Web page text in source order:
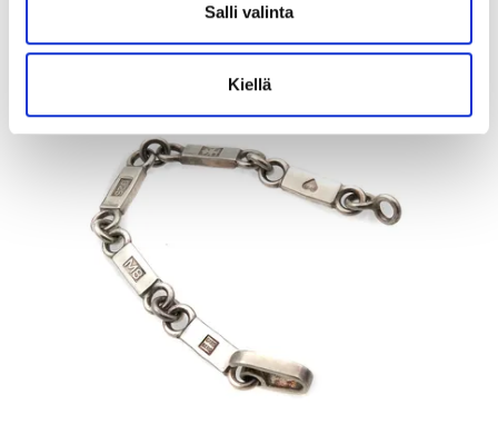
Salli valinta
Kiellä
12.8.2026 19:42:30